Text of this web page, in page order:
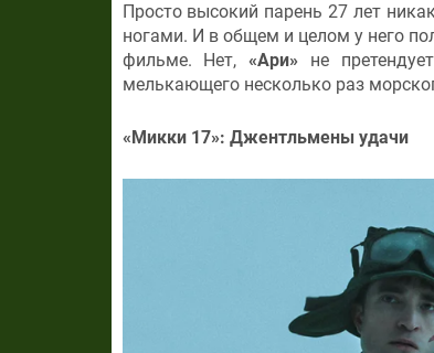
Просто высокий парень 27 лет
ногами. И в общем и целом у него
фильме. Нет,«Ари» не
мелькающего несколько раз
«Микки 17»: Джентльмены удачи